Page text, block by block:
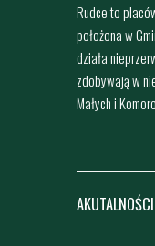
Rudce to
położona w
działa
zdobywają w
Małych i
AKUTALNOŚCI